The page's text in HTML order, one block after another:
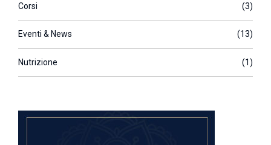
Corsi (3)
Eventi & News (13)
Nutrizione (1)